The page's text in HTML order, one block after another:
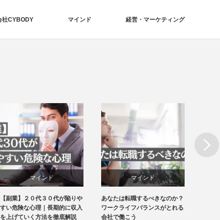
社CYBODY マインド 経営・マーケティング
マインド
経営・マーケティング
あなたは転職するべきなのか？
ワークライフバランスがとれる
会社で働こう
マインド
経営・マーケティング
２０代、３０代は何に投資する
べきなのか？将来的な利益を最
大化する資産運用とは
Next